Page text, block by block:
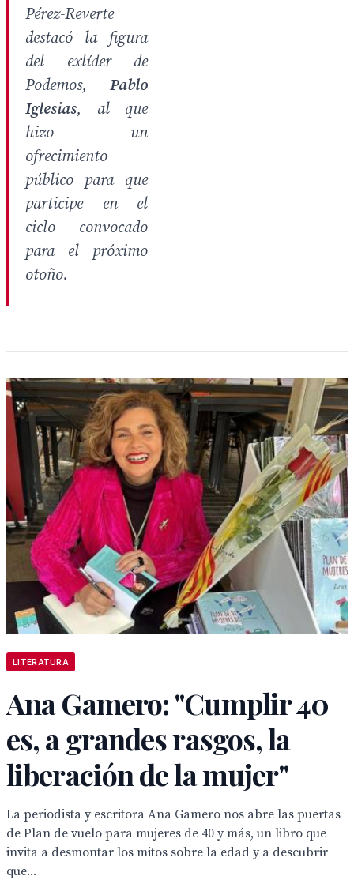
Pérez-Reverte
destacó la figura
del exlíder de
Podemos, Pablo
Iglesias, al que
hizo un
ofrecimiento
público para que
participe en el
ciclo convocado
para el próximo
otoño.
LITERATURA
Ana Gamero: "Cumplir 40
es, a grandes rasgos, la
liberación de la mujer"
La periodista y escritora Ana Gamero nos abre las puertas
de Plan de vuelo para mujeres de 40 y más, un libro que
invita a desmontar los mitos sobre la edad y a descubrir
que...